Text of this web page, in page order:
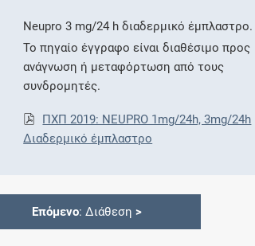
Neupro 3 mg/24 h διαδερμικό έμπλαστρο.
Το πηγαίο έγγραφο είναι διαθέσιμο προς
ανάγνωση ή μεταφόρτωση από τους
συνδρομητές.
ΠΧΠ 2019: NEUPRO 1mg/24h, 3mg/24h
Διαδερμικό έμπλαστρο
Επόμενο: Διάθεση >